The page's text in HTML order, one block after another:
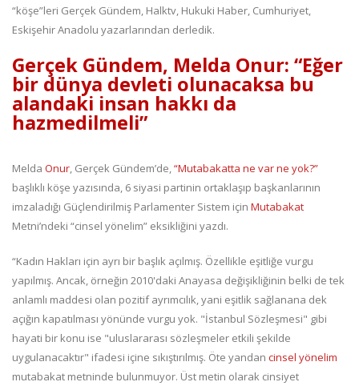
“köşe”leri Gerçek Gündem, Halktv, Hukuki Haber, Cumhuriyet,
Eskişehir Anadolu yazarlarından derledik.
Gerçek Gündem, Melda Onur: “Eğer
bir dünya devleti olunacaksa bu
alandaki insan hakkı da
hazmedilmeli”
Melda Onur, Gerçek Gündem’de,“Mutabakatta ne var ne yok?”
başlıklı köşe yazısında, 6 siyasi partinin ortaklaşıp başkanlarının
imzaladığı Güçlendirilmiş Parlamenter Sistem için Mutabakat
Metni’ndeki “cinsel yönelim” eksikliğini yazdı.
“Kadın Hakları için ayrı bir başlık açılmış. Özellikle eşitliğe vurgu
yapılmış. Ancak, örneğin 2010'daki Anayasa değişikliğinin belki de tek
anlamlı maddesi olan pozitif ayrımcılık, yani eşitlik sağlanana dek
açığın kapatılması yönünde vurgu yok. "İstanbul Sözleşmesi" gibi
hayati bir konu ise "uluslararası sözleşmeler etkili şekilde
uygulanacaktır" ifadesi içine sıkıştırılmış. Öte yandan cinsel yönelim
mutabakat metninde bulunmuyor. Üst metin olarak cinsiyet